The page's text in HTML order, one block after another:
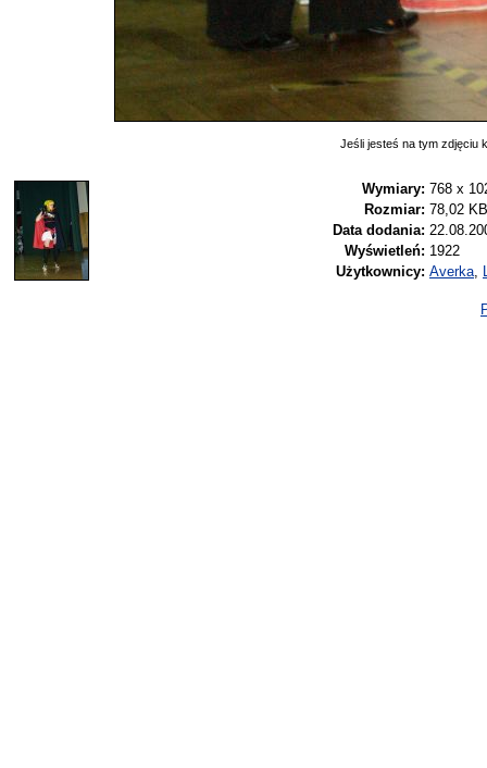
Jeśli jesteś na tym zdjęciu
Wymiary: 768 x
Rozmiar: 78,02 KB
Data dodania:
Wyświetleń: 1922
Użytkownicy: Averka